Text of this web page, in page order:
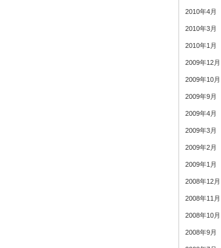
2010年4月
2010年3月
2010年1月
2009年12月
2009年10月
2009年9月
2009年4月
2009年3月
2009年2月
2009年1月
2008年12月
2008年11月
2008年10月
2008年9月